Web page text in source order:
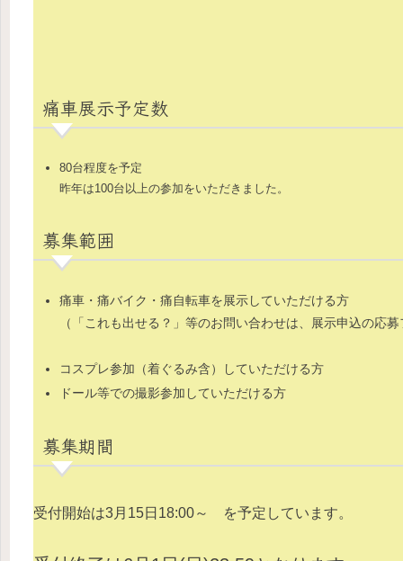
痛車展示予定数
80台程度を予定
昨年は100台以上の参加をいただきました。
募集範囲
痛車・痛バイク・痛自転車を展示していただける方
（「これも出せる？」等のお問い合わせは、展示申込の応
コスプレ参加（着ぐるみ含）していただける方
ドール等での撮影参加 していただける方
募集期間
受付開始は3月15日18:00～ を予定しています。